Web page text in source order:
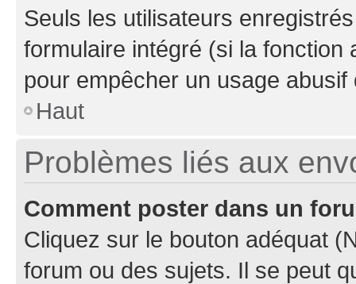
Seuls les utilisateurs
formulaire intégré (si la fonction
pour empêcher un usage
Haut
Problèmes liés aux
Comment poster dans un
Cliquez sur le bouton adéquat
forum ou des sujets. Il se peut